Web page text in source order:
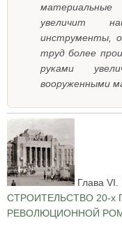
увеличит
инструменты,
труд более
руками
вооруженными
Глава VI.
СТРОИТЕЛЬСТВО 20-х
РЕВОЛЮЦИОННОЙ